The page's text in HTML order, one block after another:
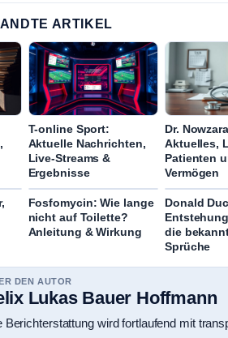
ARTIKEL
T-online Sport:
Aktuelle Nachrichten,
Live-Streams &
Ergebnisse
Dr.
Aktuelles,
Patienten
Vermögen
Fosfomycin: Wie lange
nicht auf Toilette?
Anleitung & Wirkung
Donald
die
Sprüche
DEN AUTOR
Lukas Bauer Hoffmann
Berichterstattung wird fortlaufend mit